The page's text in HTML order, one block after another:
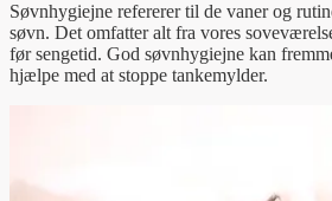
Søvnhygiejne refererer til de vaner og
søvn. Det omfatter alt fra vores
før sengetid. God søvnhygiejne kan
hjælpe med at stoppe tankemylder.